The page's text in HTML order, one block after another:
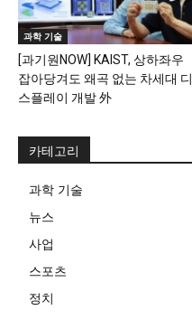
과학 기술
[과기원NOW] KAIST, 상하좌우
잡아당겨도 왜곡 없는 차세대 디
스플레이 개발 外
카테고리
과학 기술
뉴스
사업
스포츠
정치